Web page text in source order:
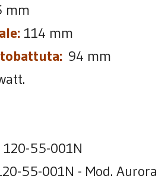
mm
114 mm
94 mm
120-55-001N
55-001N - Mod. Aurora